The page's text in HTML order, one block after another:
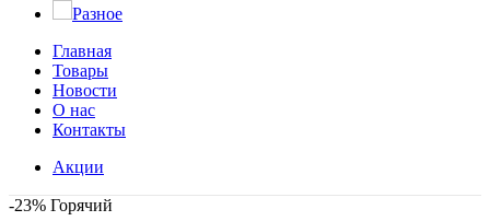
Разное
Главная
Товары
Новости
О нас
Контакты
Акции
-23% Горячий